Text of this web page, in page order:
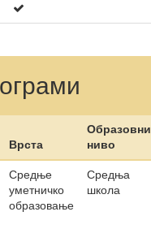
Врста
Образовни
ниво
Средње
уметничко
образовање
Средња
школа